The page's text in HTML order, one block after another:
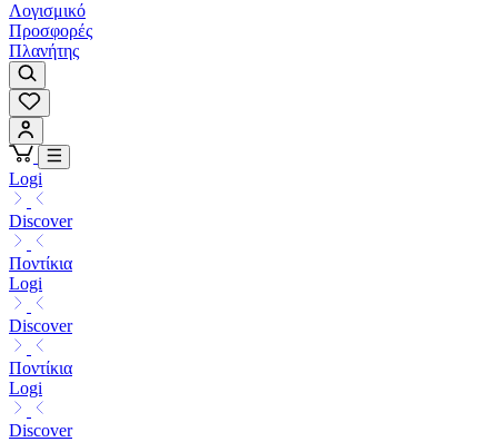
Λογισμικό
Προσφορές
Πλανήτης
Logi
Discover
Ποντίκια
Logi
Discover
Ποντίκια
Logi
Discover